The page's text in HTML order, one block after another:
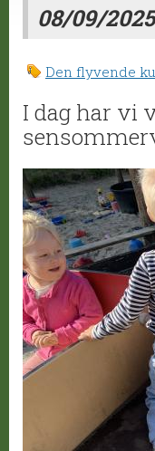
08/09/
Den flyvende
I dag har vi